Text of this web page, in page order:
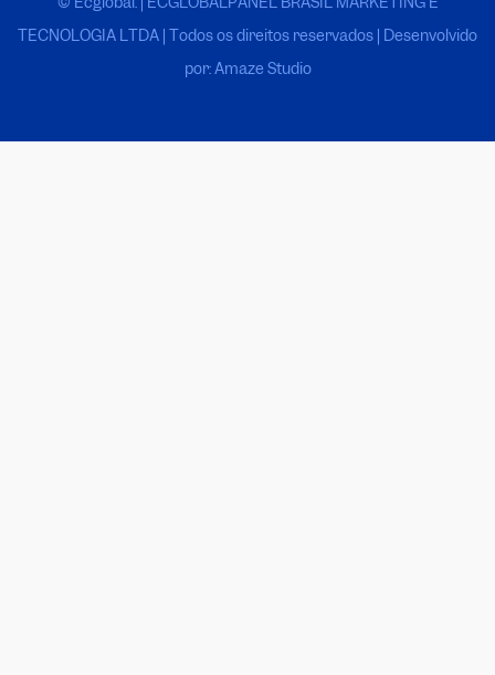
TECNOLOGIA LTDA | Todos os direitos reservados | Desenvolvido
por: Amaze Studio